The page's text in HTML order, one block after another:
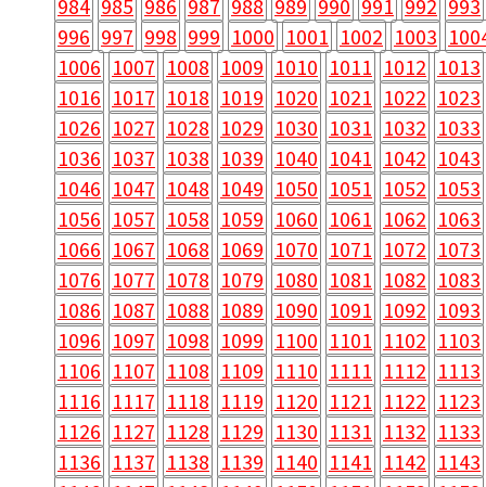
984 985 986 987 988 989 990 991 992 993
996 997 998 999 1000 1001 1002 1003
1006 1007 1008 1009 1010 1011 1012 1013
1016 1017 1018 1019 1020 1021 1022 1023
1026 1027 1028 1029 1030 1031 1032 1033
1036 1037 1038 1039 1040 1041 1042 1043
1046 1047 1048 1049 1050 1051 1052 1053
1056 1057 1058 1059 1060 1061 1062 1063
1066 1067 1068 1069 1070 1071 1072 1073
1076 1077 1078 1079 1080 1081 1082 1083
1086 1087 1088 1089 1090 1091 1092 1093
1096 1097 1098 1099 1100 1101 1102 1103
1106 1107 1108 1109 1110 1111 1112 1113
1116 1117 1118 1119 1120 1121 1122 1123
1126 1127 1128 1129 1130 1131 1132 1133
1136 1137 1138 1139 1140 1141 1142 1143